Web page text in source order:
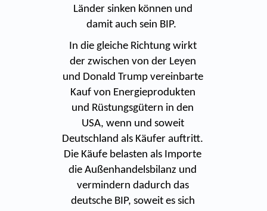
Länder sinken können und
damit auch sein BIP.
In die gleiche Richtung wirkt
der zwischen von der Leyen
und Donald Trump vereinbarte
Kauf von Energieprodukten
und Rüstungsgütern in den
USA, wenn und soweit
Deutschland als Käufer auftritt.
Die Käufe belasten als Importe
die Außenhandelsbilanz und
vermindern dadurch das
deutsche BIP, soweit es sich